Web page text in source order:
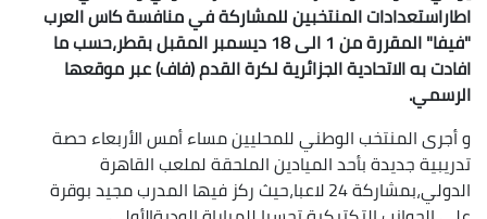
اطاراستعدادات المنتخبين للمشاركة في منافسة كاس العرب
"فيفا" المقررة من 1 الى 18 ديسمبر المقبل بقطر،حسب ما
افادت به الاتحادية الجزائرية لكرة القدم (فاف) عبر موقعها
الرسمي.
و أجرى المنتخب الوطني للمحليين مساء أمس الأربعاء حصة
تدريبية جديدة بأحد الميادين الملحقة لملعب القاهرة
الدولي،بمشاركة 24 لاعبا،حيث ركز فيها المدرب مجيد بوقرة